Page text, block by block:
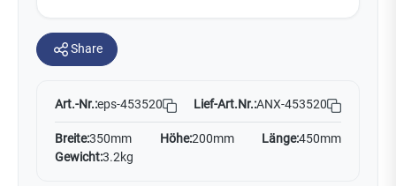
Share
Art.-Nr.:eps-453520 Lief-Art.Nr.:ANX-453520
Breite:350mm Höhe:200mm Länge:450mm
Gewicht:3.2kg